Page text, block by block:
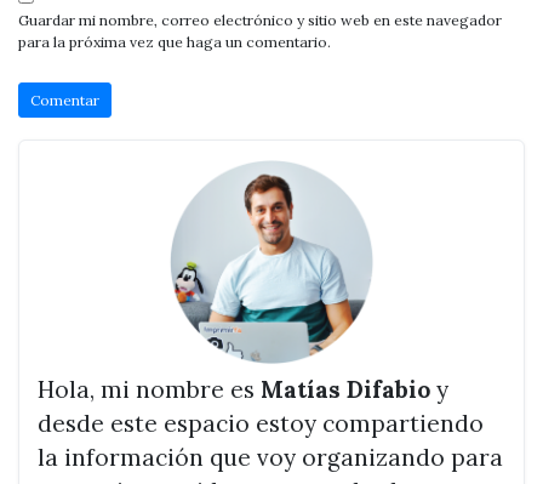
Guardar mi nombre, correo electrónico y sitio web en este navegador
para la próxima vez que haga un comentario.
Hola, mi nombre es Matías Difabio y
desde este espacio estoy compartiendo
la información que voy organizando para